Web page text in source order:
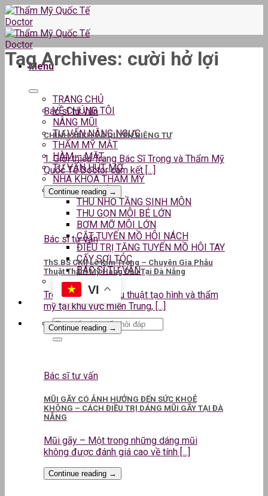
Skip
to
content
Menu
TRANG CHỦ
VỀ CHÚNG TÔI
NÂNG MŨI
TƯ VẤN NÂNG NGỰC
THẨM MỸ MẮT
HÀM – MẶT
TƯ VẤN HÚT MỠ
NHA KHOA THẨM MỸ
DỊCH VỤ KHÁC
THU NHỎ TẦNG SINH MÔN
THU GỌN MÔI BÉ LỚN
BƠM MỠ MÔI LỚN
CẮT TUYẾN MỒ HÔI NÁCH
ĐIỀU TRỊ TĂNG TUYẾN MỒ HÔI TAY
CẤY SỢI TÓC
BÁC SĨ TƯ VẤN
VI
Tag Archives: cười hở lợi
Bác sĩ tư vấn
CHÍNH SÁCH VÀ QUYỀN RIÊNG TƯ
1. Giới thiệu Trang Bác Sĩ Trọng và Thẩm Mỹ
Quốc Tế Doctor cam kết [...]
Continue reading →
Bác sĩ tư vấn
ThS.BS CKII Lê Kim Trọng – Chuyên Gia Phẫu
Thuật Thẩm Mỹ Hàng Đầu Tại Đà Nẵng
Trong lĩnh vực phẫu thuật tạo hình và thẩm
mỹ tại khu vực miền Trung, [...]
Continue reading →
Bác sĩ tư vấn
MŨI GÃY CÓ ẢNH HƯỞNG ĐẾN SỨC KHOẺ
KHÔNG – CÁCH ĐIỀU TRỊ DÁNG MŨI GÃY TẠI ĐÀ
NẴNG
Mũi gãy – Một trong những dáng mũi
không được đánh giá cao về tính [...]
Continue reading →